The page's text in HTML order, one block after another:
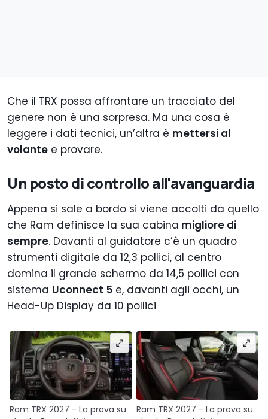
Che il TRX possa affrontare un tracciato del
genere non è una sorpresa. Ma una cosa è
leggere i dati tecnici, un’altra è mettersi al
volante e provare.
Un posto di controllo all'avanguardia
Appena si sale a bordo si viene accolti da quello
che Ram definisce la sua cabina migliore di
sempre. Davanti al guidatore c’è un quadro
strumenti digitale da 12,3 pollici, al centro
domina il grande schermo da 14,5 pollici con
sistema Uconnect 5 e, davanti agli occhi, un
Head-Up Display da 10 pollici
Ram TRX 2027 - La prova su
Ram TRX 2027 - La prova su